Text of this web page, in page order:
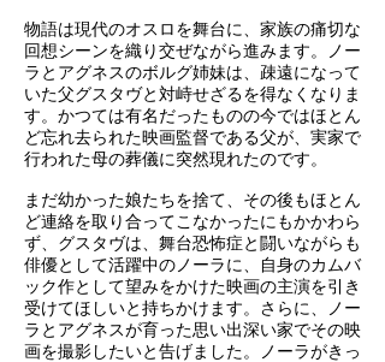
物語は現代のオスロを舞台に、家族の痛切な
回想シーンを織り交ぜながら進みます。ノー
ラとアグネスのボルグ姉妹は、疎遠になって
いた父グスタヴと対峙せざるを得なくなりま
す。かつては有名だったものの今ではほとん
ど忘れ去られた映画監督である父が、実家で
行われた母の葬儀に突然現れたのです。
まだ幼かった娘たちを捨て、その後もほとん
ど連絡を取り合ってこなかったにもかかわら
ず、グスタヴは、舞台恐怖症と闘いながらも
俳優として活躍中のノーラに、自身のカムバ
ック作として望みをかけた映画の主演を引き
受けてほしいと持ちかけます。さらに、ノー
ラとアグネスが育った思い出深い家でその映
画を撮影したいと告げました。ノーラがきっ